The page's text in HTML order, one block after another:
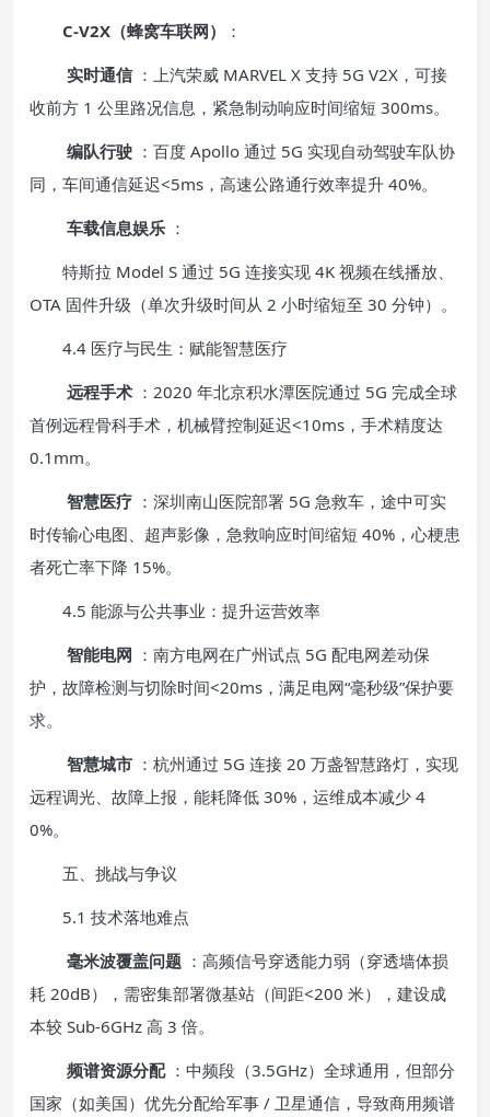
C-V2X（蜂窝车联网）
：
实时通信 ：上汽荣威 MARVEL X 支持 5G V2X，可接
收前方 1 公里路况信息，紧急制动响应时间缩短 300ms。
编队行驶 ：百度 Apollo 通过 5G 实现自动驾驶车队协
同，车间通信延迟<5ms，高速公路通行效率提升 40%。
车载信息娱乐 ：
特斯拉 Model S 通过 5G 连接实现 4K 视频在线播放、
OTA 固件升级（单次升级时间从 2 小时缩短至 30 分钟）。
4.4 医疗与民生：赋能智慧医疗
远程手术 ：2020 年北京积水潭医院通过 5G 完成全球
首例远程骨科手术，机械臂控制延迟<10ms，手术精度达
0.1mm。
智慧医疗 ：深圳南山医院部署 5G 急救车，途中可实
时传输心电图、超声影像，急救响应时间缩短 40%，心梗患
者死亡率下降 15%。
4.5 能源与公共事业：提升运营效率
智能电网 ：南方电网在广州试点 5G 配电网差动保
护，故障检测与切除时间<20ms，满足电网“毫秒级”保护要
求。
智慧城市 ：杭州通过 5G 连接 20 万盏智慧路灯，实现
远程调光、故障上报，能耗降低 30%，运维成本减少 4
0%。
五、挑战与争议
5.1 技术落地难点
毫米波覆盖问题 ：高频信号穿透能力弱（穿透墙体损
耗 20dB），需密集部署微基站（间距<200 米），建设成
本较 Sub-6GHz 高 3 倍。
频谱资源分配 ：中频段（3.5GHz）全球通用，但部分
国家（如美国）优先分配给军事 / 卫星通信，导致商用频谱